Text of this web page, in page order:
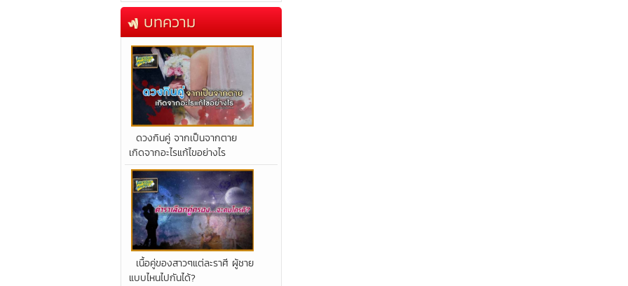
บทความ
​ดวงกินคู่ จากเป็นจากตาย
เกิดจากอะไรแก้ไขอย่างไร
เนื้อคู่ของสาวๆแต่ละราศี ผู้ชาย
แบบไหนไปกันได้?